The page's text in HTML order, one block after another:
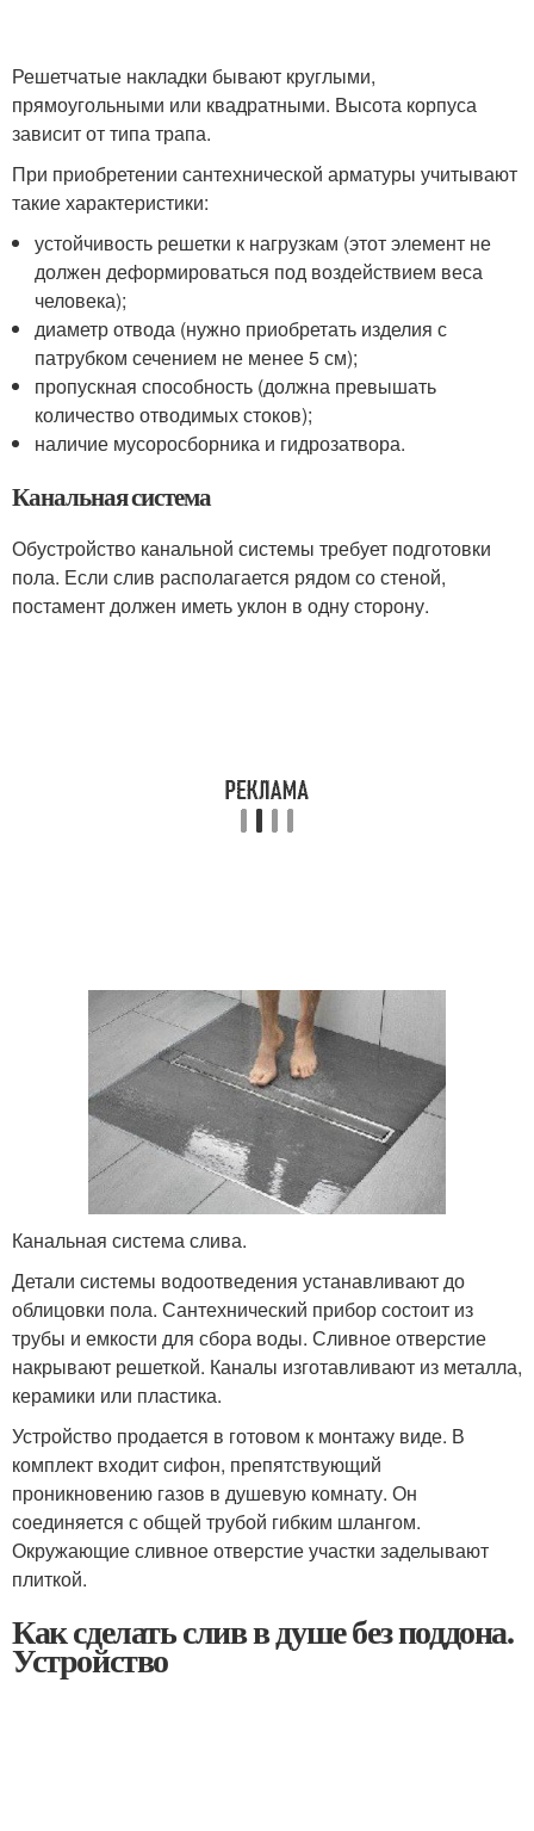
Решетчатые накладки бывают круглыми,
прямоугольными или квадратными. Высота корпуса
зависит от типа трапа.
При приобретении сантехнической арматуры учитывают
такие характеристики:
устойчивость решетки к нагрузкам (этот элемент не
должен деформироваться под воздействием веса
человека);
диаметр отвода (нужно приобретать изделия с
патрубком сечением не менее 5 см);
пропускная способность (должна превышать
количество отводимых стоков);
наличие мусоросборника и гидрозатвора.
Канальная система
Обустройство канальной системы требует подготовки
пола. Если слив располагается рядом со стеной,
постамент должен иметь уклон в одну сторону.
Канальная система слива.
Детали системы водоотведения устанавливают до
облицовки пола. Сантехнический прибор состоит из
трубы и емкости для сбора воды. Сливное отверстие
накрывают решеткой. Каналы изготавливают из металла,
керамики или пластика.
Устройство продается в готовом к монтажу виде. В
комплект входит сифон, препятствующий
проникновению газов в душевую комнату. Он
соединяется с общей трубой гибким шлангом.
Окружающие сливное отверстие участки заделывают
плиткой.
Как сделать слив в душе без поддона.
Устройство